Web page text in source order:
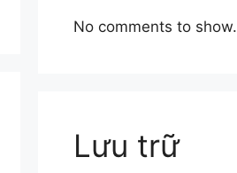
No comments to show.
Lưu trữ